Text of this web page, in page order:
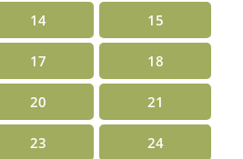
14 15
17 18
20 21
23 24